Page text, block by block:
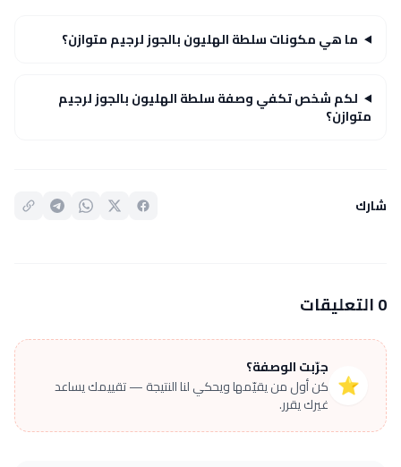
ما هي مكونات سلطة الهليون بالجوز لرجيم متوازن؟
لكم شخص تكفي وصفة سلطة الهليون بالجوز لرجيم
متوازن؟
شارك
0 التعليقات
⭐
جرّبت الوصفة؟
كن أول من يقيّمها ويحكي لنا النتيجة — تقييمك يساعد
غيرك يقرر.